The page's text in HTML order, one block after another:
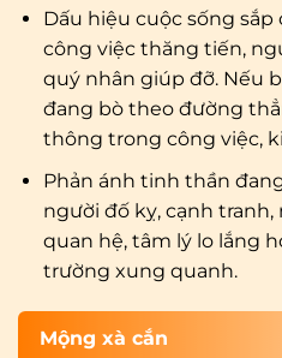
Dấu hiệu cuộc sống
công việc thăng tiến,
quý nhân giúp đỡ. Nếu
đang bò theo đường
thông trong công việc,
Phản ánh tinh thần
người đố kỵ, cạnh
quan hệ, tâm lý lo lắng
trường xung quanh.
Mộng xà cắn